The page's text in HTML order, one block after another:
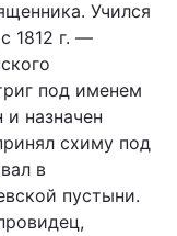
Учился
1812 г. —
под именем
назначен
схиму под
в
пустыни.